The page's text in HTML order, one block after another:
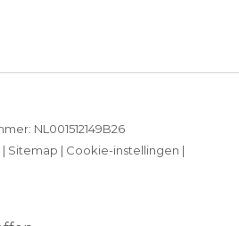
NL001512149B26
| Sitemap | Cookie-instellingen |